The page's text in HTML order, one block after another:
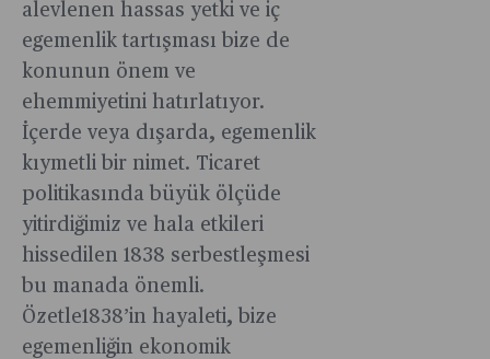
alevlenen hassas yetki ve iç
egemenlik tartışması bize de
konunun önem ve
ehemmiyetini hatırlatıyor.
İçerde veya dışarda, egemenlik
kıymetli bir nimet. Ticaret
politikasında büyük ölçüde
yitirdiğimiz ve hala etkileri
hissedilen 1838 serbestleşmesi
bu manada önemli.
Özetle1838’in hayaleti, bize
egemenliğin ekonomik